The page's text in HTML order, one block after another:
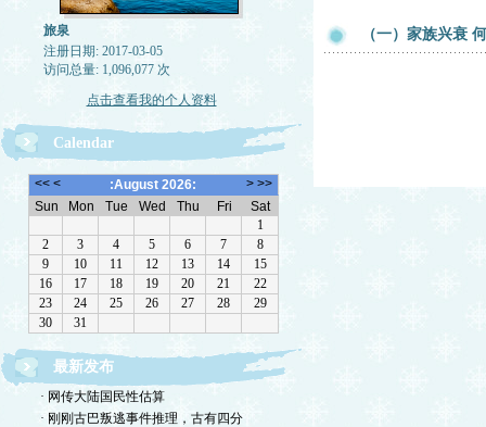
旅泉
注册日期: 2017-03-05
访问总量: 1,096,077 次
点击查看我的个人资料
Calendar
最新发布
· 网传大陆国民性估算
· 刚刚古巴叛逃事件推理，古有四分
（一）家族兴衰